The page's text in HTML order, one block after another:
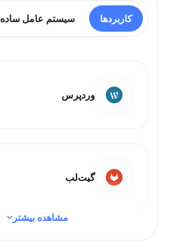
کاربردها سیستم عامل ساده
وردپرس
گیت‌لب
مشاهده بیشتر